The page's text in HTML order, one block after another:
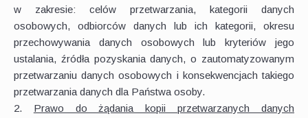
w zakresie: celów przetwarzania, kategorii danych
osobowych, odbiorców danych lub ich kategorii, okresu
przechowywania danych osobowych lub kryteriów jego
ustalania, źródła pozyskania danych, o zautomatyzowanym
przetwarzaniu danych osobowych i konsekwencjach takiego
przetwarzania danych dla Państwa osoby.
2. Prawo do żądania kopii przetwarzanych danych